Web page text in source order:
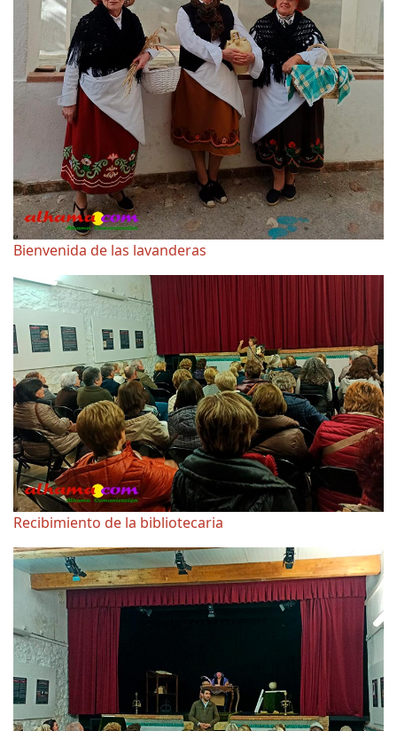
Bienvenida de las lavanderas
Recibimiento de la bibliotecaria